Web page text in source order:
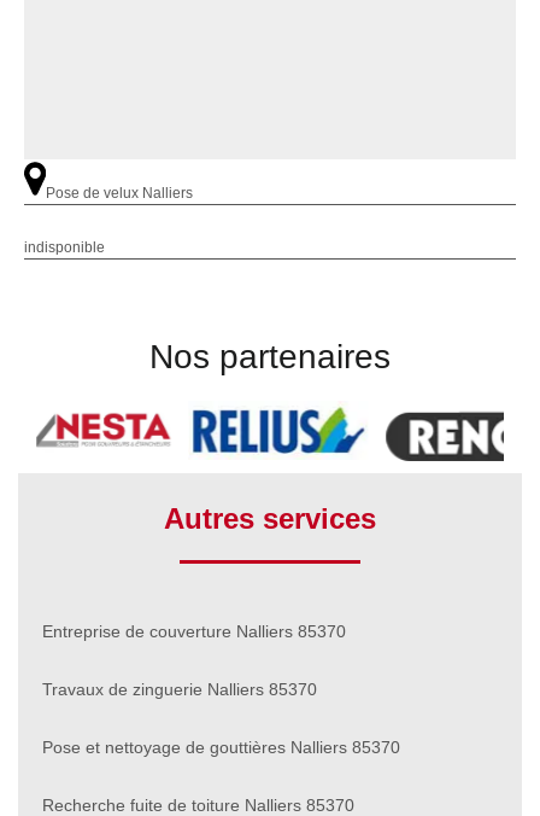
Pose de velux Nalliers
indisponible
Nos partenaires
Autres services
Entreprise de couverture Nalliers 85370
Travaux de zinguerie Nalliers 85370
Pose et nettoyage de gouttières Nalliers 85370
Recherche fuite de toiture Nalliers 85370